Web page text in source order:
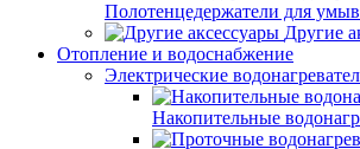
Полотенцедержатели для
Другие
Отопление и водоснабжение
Электрические
Накопительные